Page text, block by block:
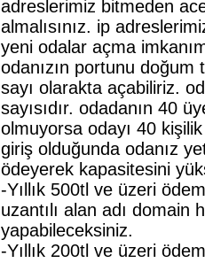
adreslerimiz bitmeden
almalısınız. ip
yeni odalar açma
odanızın portunu
sayı olarakta açabiliriz.
sayısıdır. odadanın 40
olmuyorsa odayı 40
giriş olduğunda odanız
ödeyerek kapasitesini
-Yıllık 500tl ve üzeri
uzantılı alan adı
yapabileceksiniz.
-Yıllık 200tl ve üzeri